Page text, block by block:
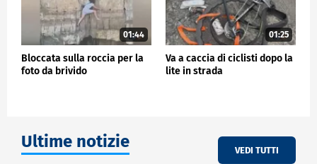
01:44
Bloccata sulla roccia per la
foto da brivido
01:25
Va a caccia di ciclisti dopo la
lite in strada
Ultime notizie VEDI TUTTI